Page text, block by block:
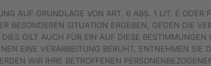
AUF GRUNDLAGE VON ART. 6 ABS. 1 LIT. E ODER
BESONDEREN SITUATION ERGEBEN, GEGEN DIE
GILT AUCH FÜR EIN AUF DIESE BESTIMMUNGEN
EINE VERARBEITUNG BERUHT, ENTNEHMEN SIE
WIR IHRE BETROFFENEN